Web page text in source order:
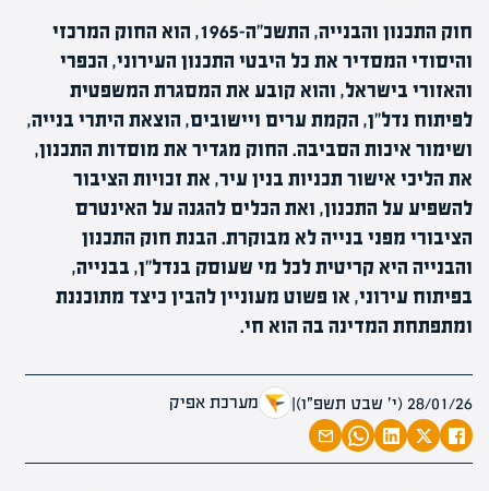
חוק התכנון והבנייה, התשכ"ה-1965, הוא החוק המרכזי
והיסודי המסדיר את כל היבטי התכנון העירוני, הכפרי
והאזורי בישראל, והוא קובע את המסגרת המשפטית
לפיתוח נדל"ן, הקמת ערים ויישובים, הוצאת היתרי בנייה,
ושימור איכות הסביבה. החוק מגדיר את מוסדות התכנון,
את הליכי אישור תכניות בנין עיר, את זכויות הציבור
להשפיע על התכנון, ואת הכלים להגנה על האינטרס
הציבורי מפני בנייה לא מבוקרת. הבנת חוק התכנון
והבנייה היא קריטית לכל מי שעוסק בנדל"ן, בבנייה,
בפיתוח עירוני, או פשוט מעוניין להבין כיצד מתוכננת
ומתפתחת המדינה בה הוא חי.
28/01/26 (י׳ שבט תשפ״ו) | מערכת אפיק